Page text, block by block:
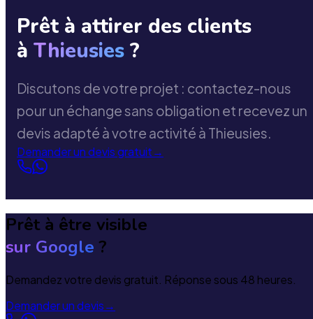
Prêt à attirer des clients
à Thieusies ?
Discutons de votre projet : contactez-nous
pour un échange sans obligation et recevez un
devis adapté à votre activité à Thieusies.
Demander un devis gratuit→
Prêt à être visible
sur Google ?
Demandez votre devis gratuit. Réponse sous 48 heures.
Demander un devis→